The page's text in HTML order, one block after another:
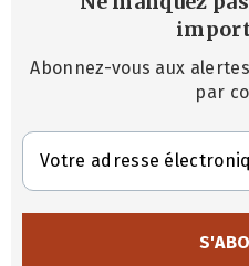
Abonnez-vous aux
par